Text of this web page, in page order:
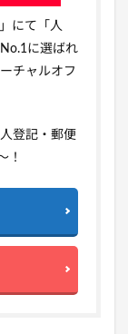
にて「人
に選ばれ
チャルオフ
登記・郵便
！